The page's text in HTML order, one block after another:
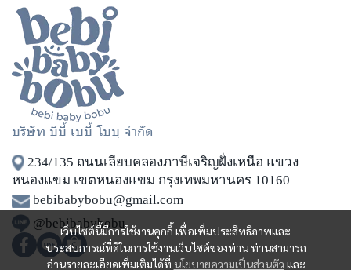
เว็บไซต์นี้มีการใช้งานคุกกี้ เพื่อเพิ่มประสิทธิภาพและ
ประสบการณ์ที่ดีในการใช้งานเว็บไซต์ของท่าน ท่านสามารถ
อ่านรายละเอียดเพิ่มเติมได้ที่ นโยบายความเป็นส่วนตัว และ
บริษัท บีบี้ เบบี้ โบบุ จำกัด
234/135 ถนนเลียบคลองภาษีเจริญฝั่งเหนือ แขวง
หนองแขม เขตหนองแขม กรุงเทพมหานคร 10160
bebibabybobu@gmail.com
@bebibabybobu